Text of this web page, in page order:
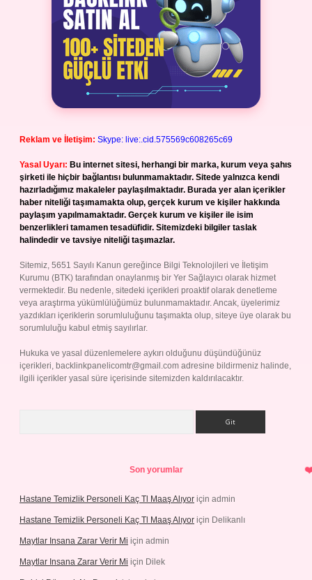
Reklam ve İletişim: Skype: live:.cid.575569c608265c69
Yasal Uyarı: Bu internet sitesi, herhangi bir marka, kurum veya şahıs
şirketi ile hiçbir bağlantısı bulunmamaktadır. Sitede yalnızca kendi
hazırladığımız makaleler paylaşılmaktadır. Burada yer alan içerikler
haber niteliği taşımamakta olup, gerçek kurum ve kişiler hakkında
paylaşım yapılmamaktadır. Gerçek kurum ve kişiler ile isim
benzerlikleri tamamen tesadüfidir. Sitemizdeki bilgiler taslak
halindedir ve tavsiye niteliği taşımazlar.
Sitemiz, 5651 Sayılı Kanun gereğince Bilgi Teknolojileri ve İletişim
Kurumu (BTK) tarafından onaylanmış bir Yer Sağlayıcı olarak hizmet
vermektedir. Bu nedenle, sitedeki içerikleri proaktif olarak denetleme
veya araştırma yükümlülüğümüz bulunmamaktadır. Ancak, üyelerimiz
yazdıkları içeriklerin sorumluluğunu taşımakta olup, siteye üye olarak bu
sorumluluğu kabul etmiş sayılırlar.
Hukuka ve yasal düzenlemelere aykırı olduğunu düşündüğünüz
içerikleri, backlinkpanelicomtr@gmail.com adresine bildirmeniz halinde,
ilgili içerikler yasal süre içerisinde sitemizden kaldırılacaktır.
Son yorumlar
Hastane Temizlik Personeli Kaç Tl Maaş Alıyor için admin
Hastane Temizlik Personeli Kaç Tl Maaş Alıyor için Delikanlı
Maytlar Insana Zarar Verir Mi için admin
Maytlar Insana Zarar Verir Mi için Dilek